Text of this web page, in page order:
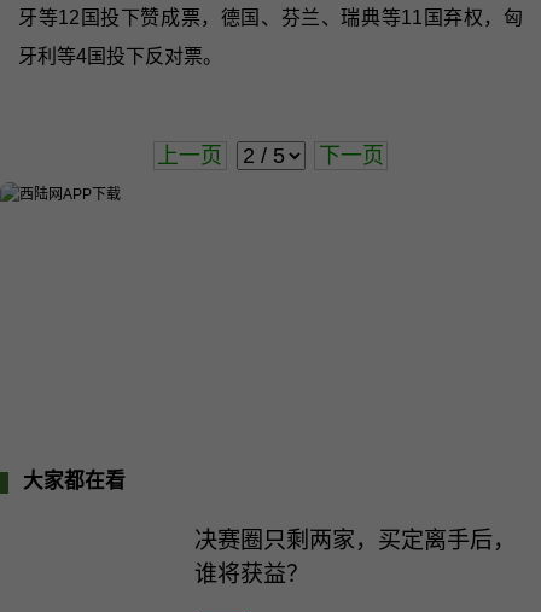
牙等12国投下赞成票，德国、芬兰、瑞典等11国弃权，匈
牙利等4国投下反对票。
上一页 下一页
大家都在看
决赛圈只剩两家，买定离手后，
谁将获益？